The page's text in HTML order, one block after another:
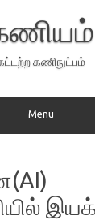
கணிநுட்பம்
Menu